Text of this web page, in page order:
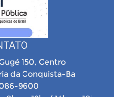
150, Centro
da Conquista-Ba
9600